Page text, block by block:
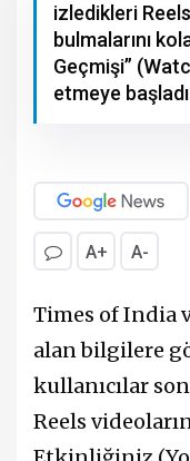
izledikleri
bulmalarını
Geçmişi”
etmeye
A+ A-
Times of India
alan bilgilere
kullanıcılar
Reels